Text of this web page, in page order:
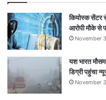
में
इलाज
जारी;
स्वास्थ्य
विभाग
बिठाई
जांच
कियोस्क सेंटर
आरोपी मौके से
November
यश भारत
डिग्री पहुंचा
November